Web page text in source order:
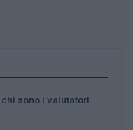
sono i valutatori